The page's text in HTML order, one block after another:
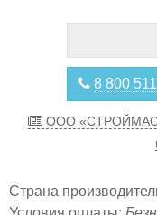
8 800
ООО
Страна